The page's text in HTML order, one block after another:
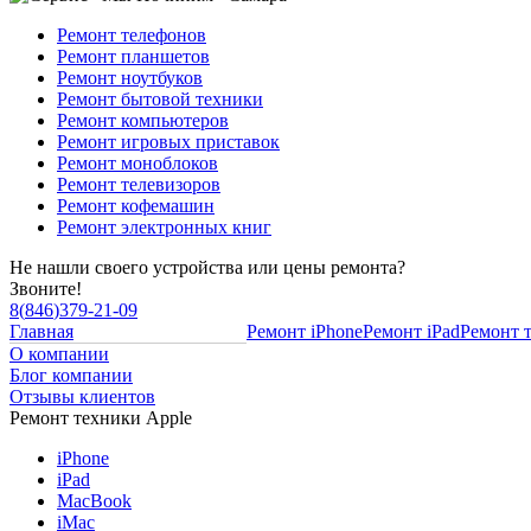
Ремонт телефонов
Ремонт планшетов
Ремонт ноутбуков
Ремонт бытовой техники
Ремонт компьютеров
Ремонт игровых приставок
Ремонт моноблоков
Ремонт телевизоров
Ремонт кофемашин
Ремонт электронных книг
Не нашли своего устройства или цены ремонта?
Звоните!
8(846)379-21-09
Главная
О компании
Блог компании
Отзывы клиентов
Ремонт iPhoneРемонт iPadРемонт
Ремонт техники Apple
iPhone
iPad
MacBook
iMac